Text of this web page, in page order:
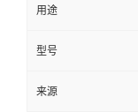
用途
型号
来源